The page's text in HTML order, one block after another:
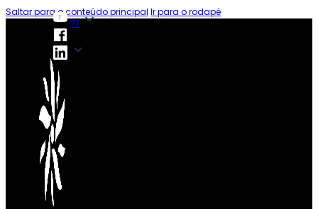
Saltar para o conteúdo principal Ir para o rodapé
PT